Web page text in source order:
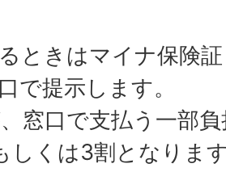
ときはマイナ保険
で提示します。
窓口で支払う一部
しくは3割となりま